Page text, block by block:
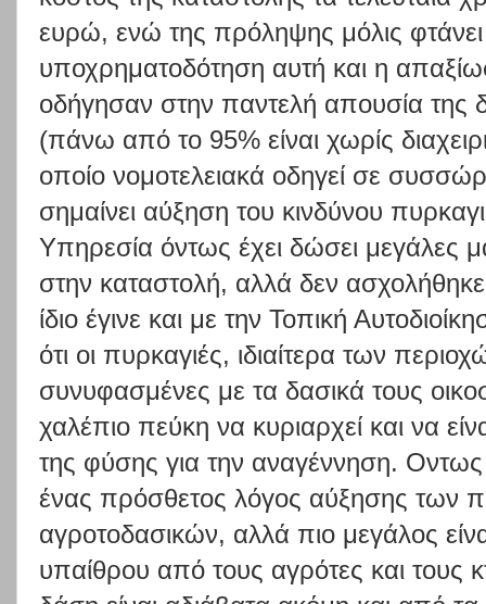
ευρώ, ενώ της πρόληψης μόλις
υποχρηματοδότηση αυτή και η
οδήγησαν στην παντελή απουσία της
(πάνω από το 95% είναι χωρίς
οποίο νομοτελειακά οδηγεί σε
σημαίνει αύξηση του κινδύνου
Υπηρεσία όντως έχει δώσει μεγάλες
στην καταστολή, αλλά δεν
ίδιο έγινε και με την Τοπική
ότι οι πυρκαγιές, ιδιαίτερα των
συνυφασμένες με τα δασικά τους
χαλέπιο πεύκη να κυριαρχεί και να
της φύσης για την αναγέννηση. Οντως
ένας πρόσθετος λόγος αύξησης των
αγροτοδασικών, αλλά πιο μεγάλος
υπαίθρου από τους αγρότες και τους